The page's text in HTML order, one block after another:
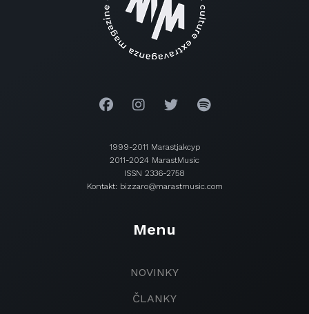
1999-2011 Marastjakcyp
2011-2024 MarastMusic
ISSN 2336-2758
Kontakt: bizzaro@marastmusic.com
Menu
NOVINKY
ČLANKY